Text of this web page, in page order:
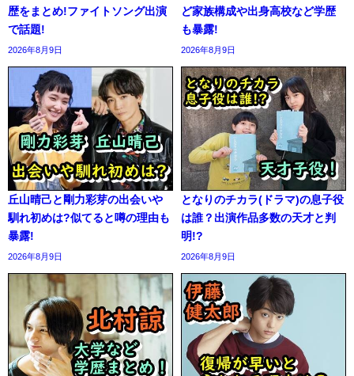
歴をまとめ!ファイトソング出演
で話題!
2026年8月9日
ど家族構成や出身高校など学歴
も暴露!
2026年8月9日
丘山晴己と剛力彩芽の出会いや
馴れ初めは?似てると噂の理由も
暴露!
2026年8月9日
となりのチカラ(ドラマ)の息子役
は誰？出演作品多数の天才と判
明!?
2026年8月9日